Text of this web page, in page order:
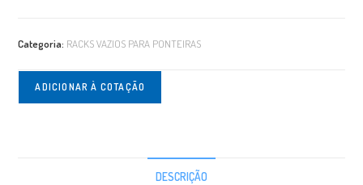
Categoria: RACKS VAZIOS PARA PONTEIRAS
ADICIONAR À COTAÇÃO
DESCRIÇÃO